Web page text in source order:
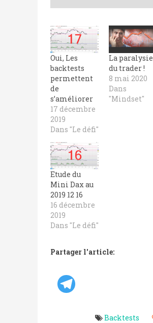
Oui, Les
backtests
permettent
de
s’améliorer
17 décembre
2019
Dans "Le défi"
La paralysie
du trader !
8 mai 2020
Dans
"Mindset"
Etude du
Mini Dax au
2019 12 16
16 décembre
2019
Dans "Le défi"
Partager l'article:
Backtests